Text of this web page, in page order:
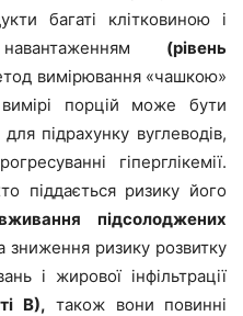
багаті клітковиною і
(рівень
вимірювання «чашкою»
порцій може бути
підрахунку вуглеводів,
гіперглікемії.
піддається ризику його
підсолоджених
зниження ризику розвитку
і жирової інфільтрації
В), також вони повинні